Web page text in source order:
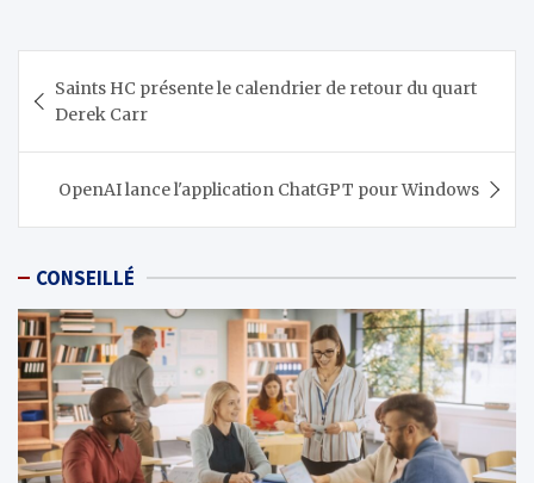
de
l’article
Saints HC présente le calendrier de retour du quart
Derek Carr
OpenAI lance l'application ChatGPT pour Windows
CONSEILLÉ